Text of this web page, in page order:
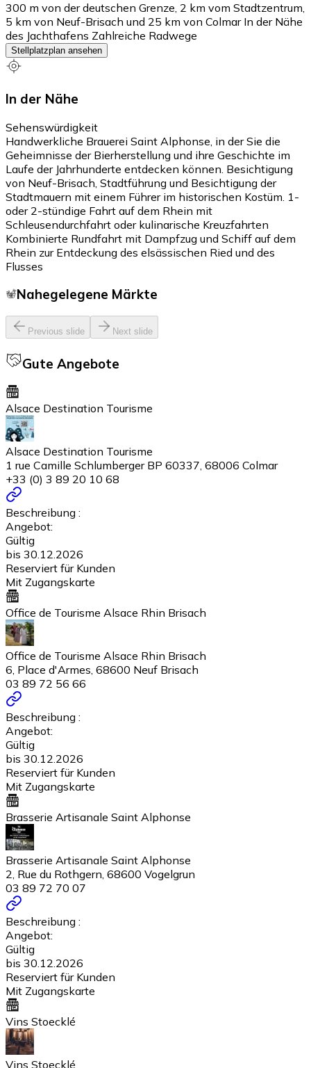
300 m von der deutschen Grenze, 2 km vom Stadtzentrum,
5 km von Neuf-Brisach und 25 km von Colmar In der Nähe
des Jachthafens Zahlreiche Radwege
Stellplatzplan ansehen
In der Nähe
Sehenswürdigkeit
Handwerkliche Brauerei Saint Alphonse, in der Sie die
Geheimnisse der Bierherstellung und ihre Geschichte im
Laufe der Jahrhunderte entdecken können. Besichtigung
von Neuf-Brisach, Stadtführung und Besichtigung der
Stadtmauern mit einem Führer im historischen Kostüm. 1-
oder 2-stündige Fahrt auf dem Rhein mit
Schleusendurchfahrt oder kulinarische Kreuzfahrten
Kombinierte Rundfahrt mit Dampfzug und Schiff auf dem
Rhein zur Entdeckung des elsässischen Ried und des
Flusses
Nahegelegene Märkte
Previous slide Next slide
Gute Angebote
Alsace Destination Tourisme
Alsace Destination Tourisme
1 rue Camille Schlumberger BP 60337, 68006 Colmar
+33 (0) 3 89 20 10 68
Beschreibung :
Angebot:
Gültig
bis 30.12.2026
Reserviert für Kunden
Mit Zugangskarte
Office de Tourisme Alsace Rhin Brisach
Office de Tourisme Alsace Rhin Brisach
6, Place d'Armes, 68600 Neuf Brisach
03 89 72 56 66
Beschreibung :
Angebot:
Gültig
bis 30.12.2026
Reserviert für Kunden
Mit Zugangskarte
Brasserie Artisanale Saint Alphonse
Brasserie Artisanale Saint Alphonse
2, Rue du Rothgern, 68600 Vogelgrun
03 89 72 70 07
Beschreibung :
Angebot:
Gültig
bis 30.12.2026
Reserviert für Kunden
Mit Zugangskarte
Vins Stoecklé
Vins Stoecklé